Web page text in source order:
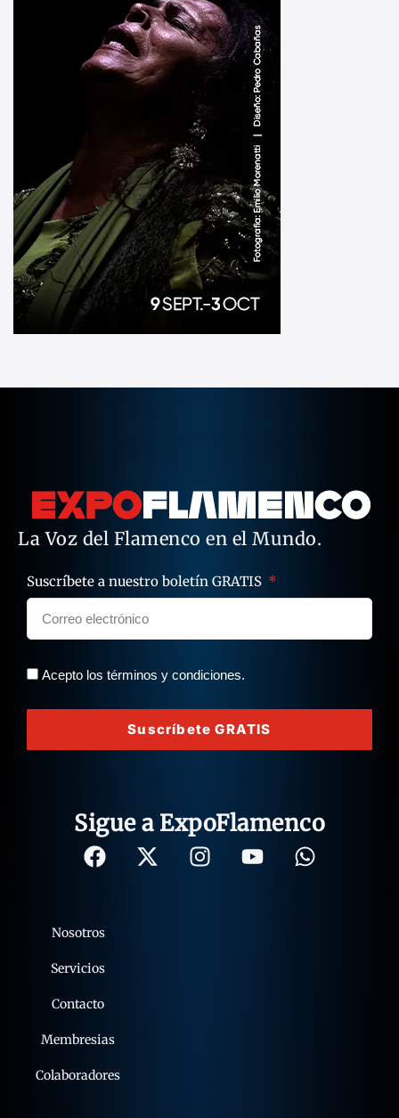
La Voz del Flamenco en el Mundo.
Suscríbete a nuestro boletín GRATIS
Acepto los términos y condiciones.
Suscríbete GRATIS
Sigue a ExpoFlamenco
Nosotros
Servicios
Contacto
Membresias
Colaboradores